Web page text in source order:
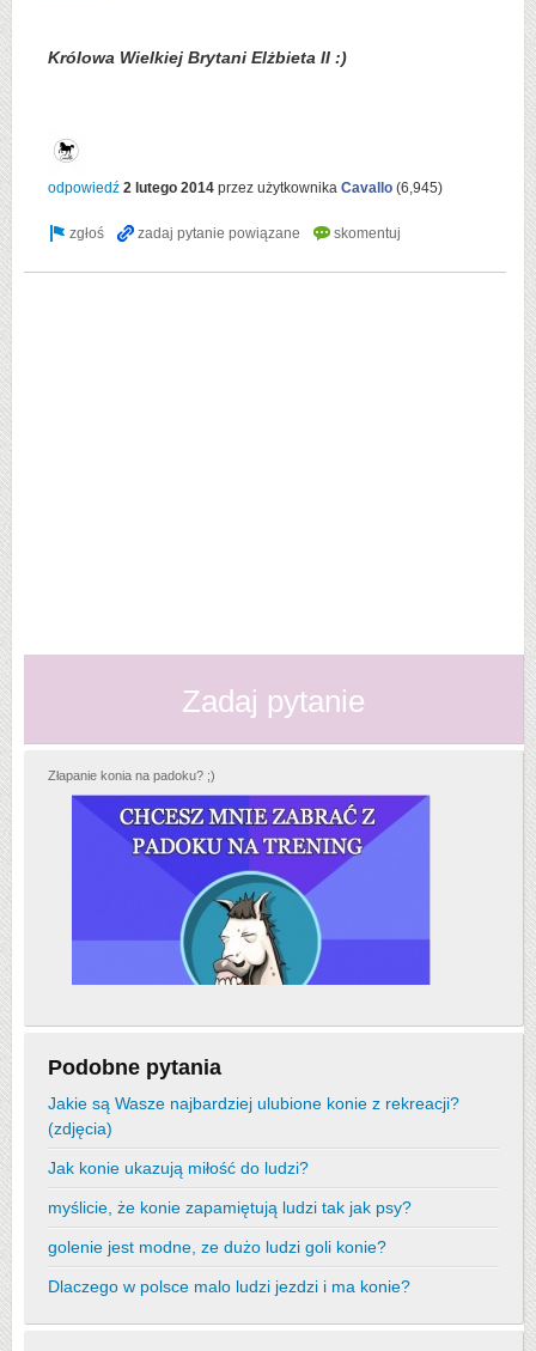
Królowa Wielkiej Brytani Elżbieta II :)
odpowiedź 2 lutego 2014 przez użytkownika Cavallo (6,945)
Zadaj pytanie
Złapanie konia na padoku? ;)
Podobne pytania
Jakie są Wasze najbardziej ulubione konie z rekreacji?
(zdjęcia)
Jak konie ukazują miłość do ludzi?
myślicie, że konie zapamiętują ludzi tak jak psy?
golenie jest modne, ze dużo ludzi goli konie?
Dlaczego w polsce malo ludzi jezdzi i ma konie?